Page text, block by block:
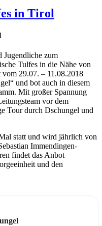
in Tirol
Jugendliche zum
Tulfes in die Nähe von
29.07. – 11.08.2018
und bot auch in diesem
Mit großer Spannung
vor dem
Tour durch Dschungel und
statt und wird jährlich von
Immendingen-
findet das Anbot
und den